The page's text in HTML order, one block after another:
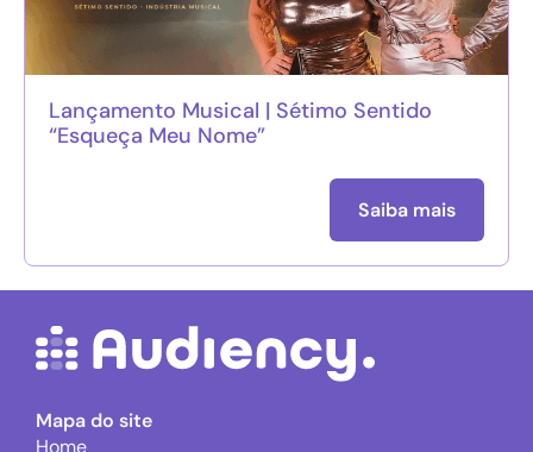
Lançamento Musical | Sétimo Sentido
“Esqueça Meu Nome”
Saiba mais
Mapa do site
Home